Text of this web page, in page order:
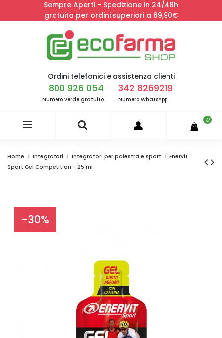
Sempre Aperti - Spedizione in 24/48h
gratuita per ordini superiori a 69,90€
Ordini telefonici e assistenza clienti
800 926 054
Numero verde gratuito
342 8269219
Numero WhatsApp
0
Home Integratori Integratori per palestra e sport
Enervit
Sport Gel Competition - 25 ml
-30%